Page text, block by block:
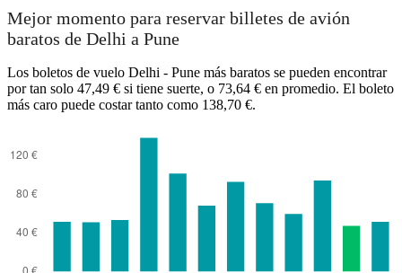
Mejor momento para reservar billetes de avión
baratos de Delhi a Pune
Los boletos de vuelo Delhi - Pune más baratos se pueden encontrar
por tan solo 47,49 € si tiene suerte, o 73,64 € en promedio. El boleto
más caro puede costar tanto como 138,70 €.